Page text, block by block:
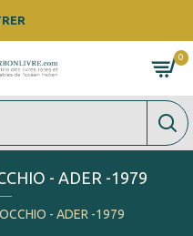
0
- ADER -1979
- ADER -1979